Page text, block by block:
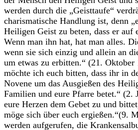
werden durch die „Geisttaufe“
charismatische Handlung ist, denn
Heiligen Geist zu beten, dass er auf
Wenn man ihn hat, hat man alles.
wenn sie sich einzig und allein an
um etwas zu erbitten.“ (21. Oktober
möchte ich euch bitten, dass ihr in
Novene um das Ausgießen des
Familien und eure Pfarre betet.“ (2.
eure Herzen dem Gebet zu und
möge sich über euch ergießen.“(9.
werden aufgerufen, die